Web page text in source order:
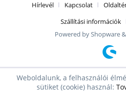
Hírlevél Kapcsolat
Szállítási információk
Powered by Shopware &
Weboldalunk, a felhasználói
sütiket (cookie) használ: